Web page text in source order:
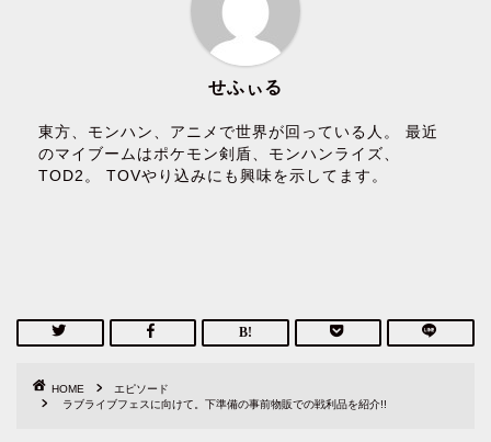
せふぃる
東方、モンハン、アニメで世界が回っている人。 最近
のマイブームはポケモン剣盾、モンハンライズ、
TOD2。 TOVやり込みにも興味を示してます。
HOME
エピソード
ラブライブフェスに向けて。下準備の事前物販での戦利品を紹介!!